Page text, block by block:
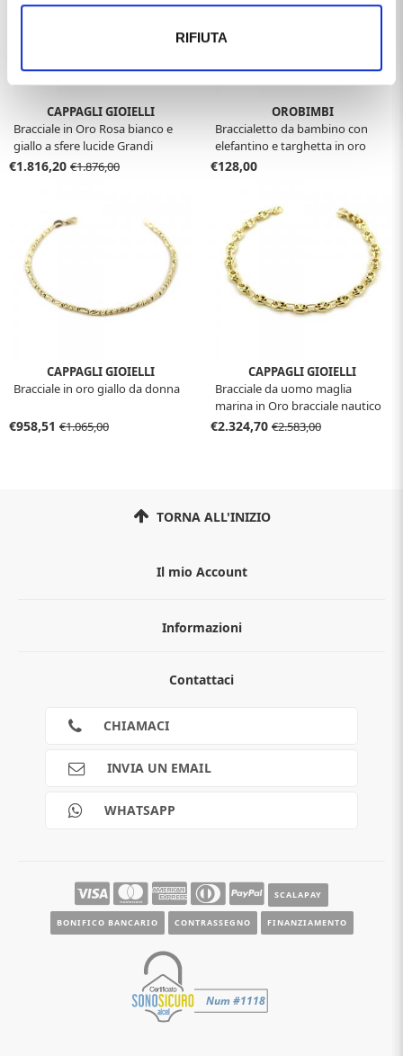
RIFIUTA
CAPPAGLI GIOIELLI
Bracciale in Oro Rosa bianco e
giallo a sfere lucide Grandi
€1.816,20 €1.876,00
OROBIMBI
Braccialetto da bambino con
elefantino e targhetta in oro
bianco
€128,00
CAPPAGLI GIOIELLI
Bracciale in oro giallo da donna
€958,51 €1.065,00
CAPPAGLI GIOIELLI
Bracciale da uomo maglia
marina in Oro bracciale nautico
€2.324,70 €2.583,00
TORNA ALL'INIZIO
Il mio Account
Informazioni
Guida all'acquisto
Scalapay
Contattaci
CHIAMACI
INVIA UN EMAIL
WHATSAPP
SCALAPAY
BONIFICO BANCARIO CONTRASSEGNO FINANZIAMENTO